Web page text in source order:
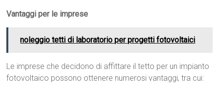
Vantaggi per le imprese
noleggio tetti di laboratorio per progetti fotovoltaici
Le imprese che decidono di affittare il tetto per un impianto
fotovoltaico possono ottenere numerosi vantaggi, tra cui: